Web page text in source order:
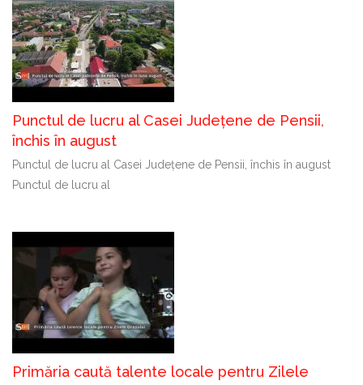
Punctul de lucru al Casei Județene de Pensii,
închis în august
Punctul de lucru al Casei Județene de Pensii, închis în august
Punctul de lucru al
Primăria caută talente locale pentru Zilele